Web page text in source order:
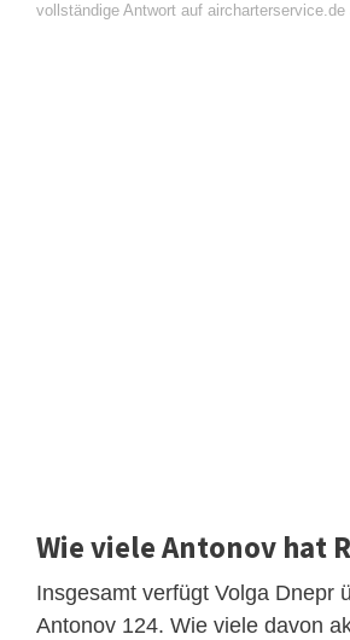
vollständige Antwort auf aircharterservice.de
Wie viele Antonov hat
Insgesamt verfügt Volga Dnepr
Antonov 124. Wie viele davon